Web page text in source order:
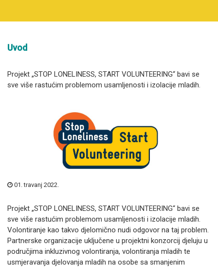
Uvod
Projekt „STOP LONELINESS, START VOLUNTEERING“ bavi se
sve više rastućim problemom usamljenosti i izolacije mladih.
01. travanj 2022.
Projekt „STOP LONELINESS, START VOLUNTEERING“ bavi se
sve više rastućim problemom usamljenosti i izolacije mladih.
Volontiranje kao takvo djelomično nudi odgovor na taj problem.
Partnerske organizacije uključene u projektni konzorcij djeluju u
područjima inkluzivnog volontiranja, volontiranja mladih te
usmjeravanja djelovanja mladih na osobe sa smanjenim